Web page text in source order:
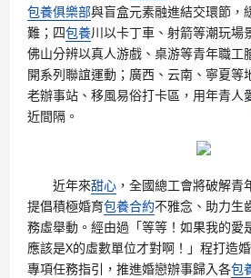
包養俱樂部與盲盒元素融進結交環節，
難；四包養川以卡丁車、射箭等潮玩場
佛山分辨以真人游戲、桌游等青年職工
開系列聯誼運動；廣西、云南、寧夏等
老辦事站、移風易俗打卡區，用年青人
近間隔。
近年來甜心 ，全國總工會將破解
提倡積極婚育包養合約不雅念、助力生
務虛舉動。經由過「等等！如果我的愛
應該是X的虛數單位才對啊！」程打造
專項任務指引，推進婚戀辦事歸入各包